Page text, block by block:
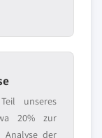
unseres
20% zur
Analyse der